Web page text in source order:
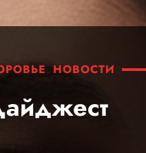
НОВОСТИ